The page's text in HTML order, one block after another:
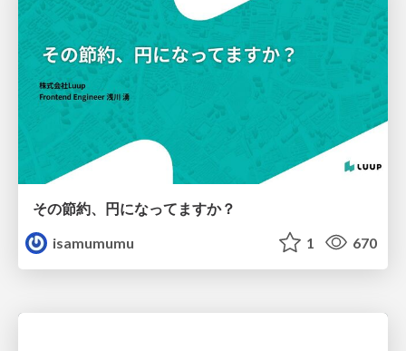
その節約、円になってますか？
isamumumu
1 670